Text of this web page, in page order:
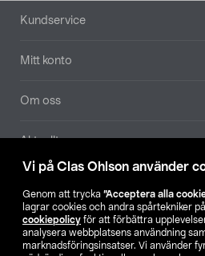
Vi på Clas Ohlson använder
Genom att trycka ”Acceptera alla
lagrar cookies och andra spårtekniker
cookiepolicy för att förbättra
analysera webbplatsens användning
marknadsföringsinsatser. Vi använder
Sidfot
Kundservice
Mitt konto
Om oss
Aktuellt
Hitta